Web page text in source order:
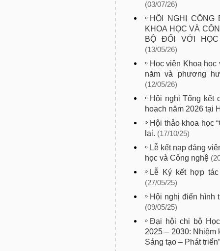
(03/07/26)
HỘI NGHỊ
KHOA HỌC VÀ
BỘ ĐỐI VỚI
(13/05/26)
Học viện Khoa học
năm và phương
(12/05/26)
Hội nghị Tổng kết
hoạch năm 2026 tại
Hội thảo khoa học
lai. (17/10/25)
Lễ kết nạp đảng
học và Công nghệ
Lễ Ký kết hợp
(27/05/25)
Hội nghị điển hình
(09/05/25)
Đại hội chi bộ
2025 – 2030:
Sáng tạo – Phát triển”